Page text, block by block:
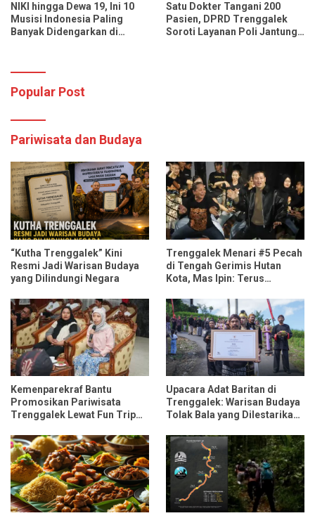
NIKI hingga Dewa 19, Ini 10
Musisi Indonesia Paling
Banyak Didengarkan di
Satu Dokter Tangani 200
Pasien, DPRD Trenggalek
Soroti Layanan Poli Jantung
Popular Post
Pariwisata dan Budaya
“Kutha Trenggalek” Kini
Resmi Jadi Warisan Budaya
yang Dilindungi Negara
Trenggalek Menari #5 Pecah
di Tengah Gerimis Hutan
Kota, Mas Ipin: Terus
Kemenparekraf Bantu
Promosikan Pariwisata
Trenggalek Lewat Fun Trip
Media Nasional
Upacara Adat Baritan di
Trenggalek: Warisan Budaya
Tolak Bala yang Dilestarikan